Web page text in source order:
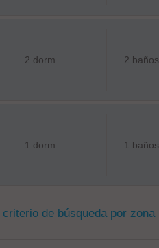
2 dorm. 2 baños
1 dorm. 1 baños
de búsqueda por zona